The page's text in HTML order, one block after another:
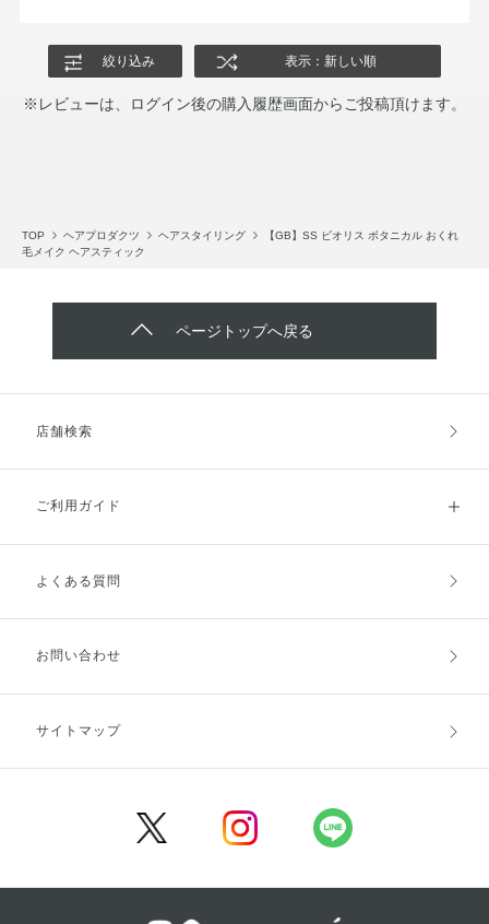
絞り込み 表示：新しい順
※レビューは、ログイン後の購入履歴画面からご投稿頂けます。
TOP ヘアプロダクツ ヘアスタイリング
【GB】SS ビオリス ボタニカル おくれ
毛メイク ヘアスティック
ページトップへ戻る
店舗検索
ご利用ガイド
ご利用ガイドトップ
お支払方法
キャンセル・返品・交換
よくある質問
お問い合わせ
サイトマップ